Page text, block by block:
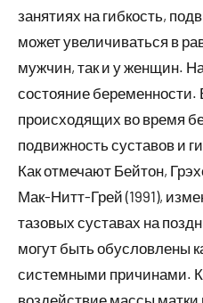
занятиях на гибкость,
может увеличиваться в
мужчин, так и у женщин.
состояние
происходящих во время
подвижность суставов и
Как отмечают Бейтон,
Мак-Нитт-Грей (1991),
тазовых суставах на
могут быть обусловлены
системными причинами.